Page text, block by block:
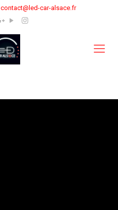
contact@led-car-alsace.fr